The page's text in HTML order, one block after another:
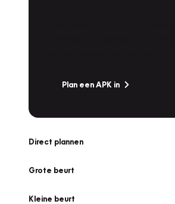
Plan een APK in
Direct plannen
Grote beurt
Kleine beurt